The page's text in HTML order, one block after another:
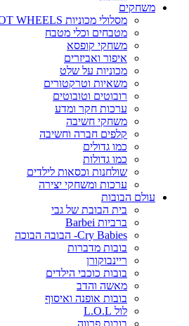
משחקים
מסלולי מכוניות HOT WHEELS
מטבחים וכלי מטבח
משחקי קופסא
איפור ואביזרים
מכוניות על שלט
משאיות וטרקטורים
רובוטים וטובוטים
ערכות חקר ומדע
משחקי חשיבה
קלפים חברה וחשיבה
כמו גדולים
כמו גדולות
שולחנות וכסאות לילדים
ערכות ומשחקי יצירה
עולם הבובות
בית הבובת של גבי
ברביות Barbei
Cry Babies- הבובה הבוכה
בובות מדברות
ריינבוקורן
בובות כוכבי הילדים
מאשה והדב
בובות אופנה ואיסוף
לול L.O.L
בובות פרווה